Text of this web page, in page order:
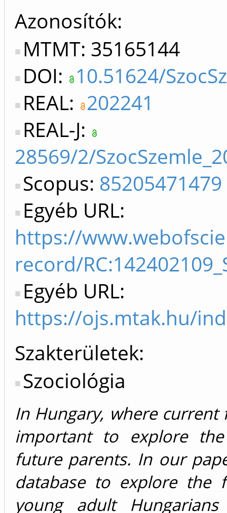
Azonosítók
MTMT: 35165144
DOI: 10.51624/
REAL: 202241
REAL-J:
28569/2/
Scopus: 85205471479
Egyéb URL:
https://
record/
Egyéb URL:
https://ojs.mtak.hu/
Szakterületek:
Szociológia
In Hungary, where
important to explore
future parents. In our
database to explore the
young adult